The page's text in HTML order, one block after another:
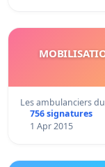
Les ambulanciers
756 signatures
1 Apr 2015